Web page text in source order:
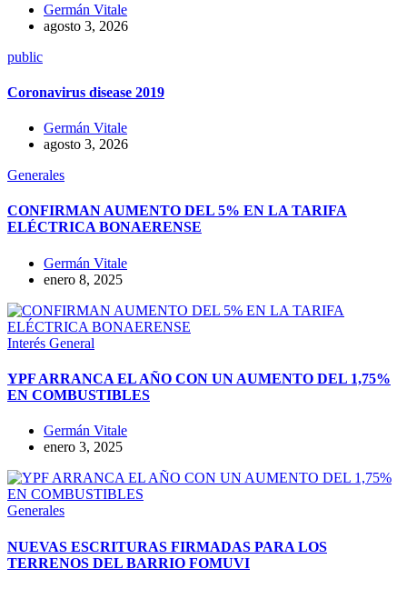
Germán Vitale
agosto 3, 2026
public
Coronavirus disease 2019
Germán Vitale
agosto 3, 2026
Generales
CONFIRMAN AUMENTO DEL 5% EN LA TARIFA
ELÉCTRICA BONAERENSE
Germán Vitale
enero 8, 2025
Interés General
YPF ARRANCA EL AÑO CON UN AUMENTO DEL 1,75%
EN COMBUSTIBLES
Germán Vitale
enero 3, 2025
Generales
NUEVAS ESCRITURAS FIRMADAS PARA LOS
TERRENOS DEL BARRIO FOMUVI